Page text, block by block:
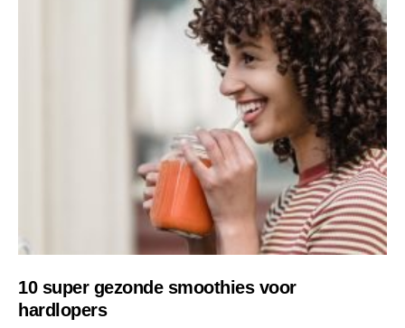
10 super gezonde smoothies voor
hardlopers